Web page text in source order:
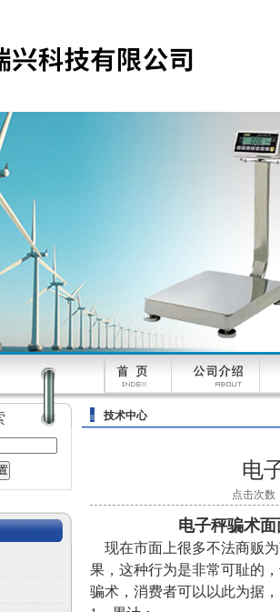
技术中心
电
点击次数
电子秤骗术
现在市面上很多不法商贩
果，这种行为是非常可耻的
骗术，消费者可以以此为据